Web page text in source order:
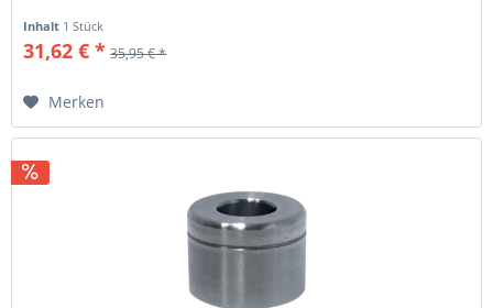
Inhalt 1 Stück
31,62 € * 35,95 € *
Merken